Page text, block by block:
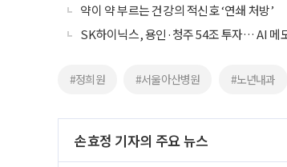
약이 약 부르는 건강의 적신호 ‘연쇄 처방’
SK하이닉스, 용인·청주 54조 투자… AI 메
#정희원 #서울아산병원 #노년내과
손효정 기자의 주요 뉴스